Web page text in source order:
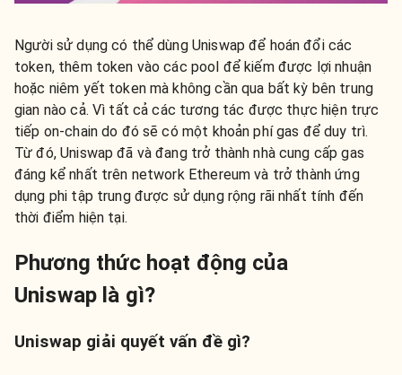
Người sử dụng có thể dùng Uniswap để hoán đổi các
token, thêm token vào các pool để kiếm được lợi nhuận
hoặc niêm yết token mà không cần qua bất kỳ bên trung
gian nào cả. Vì tất cả các tương tác được thực hiện trực
tiếp on-chain do đó sẽ có một khoản phí gas để duy trì.
Từ đó, Uniswap đã và đang trở thành nhà cung cấp gas
đáng kể nhất trên network Ethereum và trở thành ứng
dụng phi tập trung được sử dụng rộng rãi nhất tính đến
thời điểm hiện tại.
Phương thức hoạt động của
Uniswap là gì?
Uniswap giải quyết vấn đề gì?